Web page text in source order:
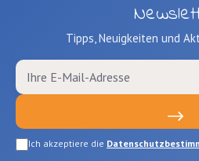
Tipps, Neuigkeiten und
Ich akzeptiere die